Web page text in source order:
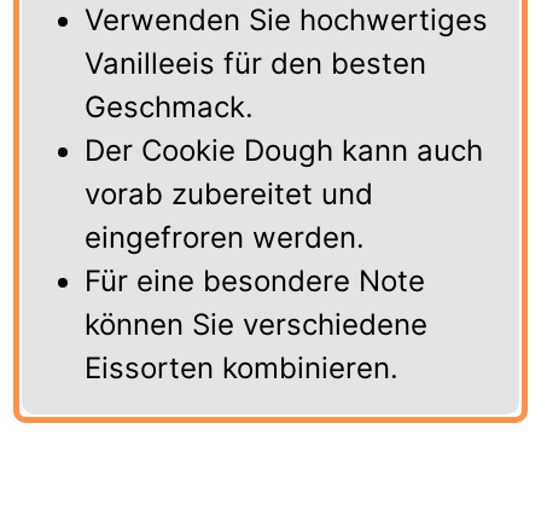
Verwenden Sie hochwertiges
Vanilleeis für den besten
Geschmack.
Der Cookie Dough kann auch
vorab zubereitet und
eingefroren werden.
Für eine besondere Note
können Sie verschiedene
Eissorten kombinieren.